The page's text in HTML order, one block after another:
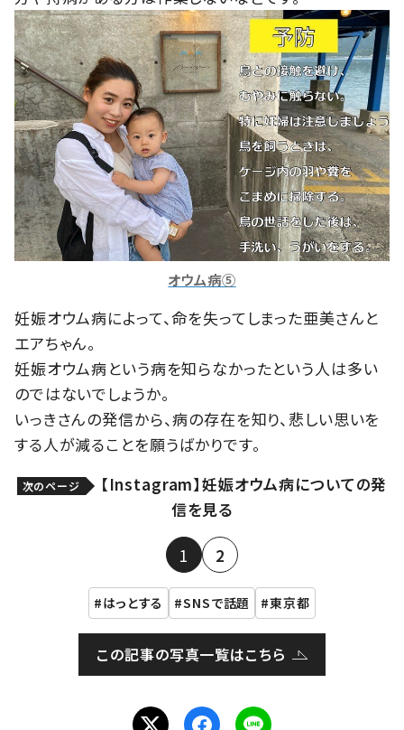
オウム病⑤
妊娠オウム病によって、命を失ってしまった亜美さんと
エアちゃん。
妊娠オウム病という病を知らなかったという人は多い
のではないでしょうか。
いっきさんの発信から、病の存在を知り、悲しい思いを
する人が減ることを願うばかりです。
次のページ
【Instagram】妊娠オウム病についての発
信を見る
1 2
はっとする SNSで話題 東京都
この記事の写真一覧はこちら